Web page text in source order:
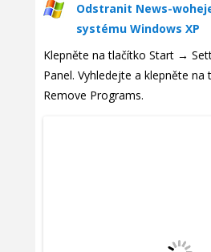
Odstranit News-
systému Windows XP
Klepněte na tlačítko Start →
Panel. Vyhledejte a klepněte
Remove Programs.